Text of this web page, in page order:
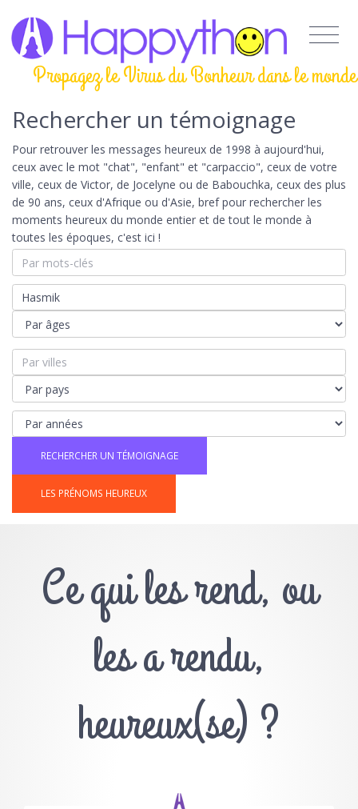
Propagez le Virus du Bonheur dans le monde
Rechercher un témoignage
Pour retrouver les messages heureux de 1998 à aujourd'hui,
ceux avec le mot "chat", "enfant" et "carpaccio", ceux de votre
ville, ceux de Victor, de Jocelyne ou de Babouchka, ceux des plus
de 90 ans, ceux d'Afrique ou d'Asie, bref pour rechercher les
moments heureux du monde entier et de tout le monde à
toutes les époques, c'est ici !
LES PRÉNOMS HEUREUX
Ce qui les rend, ou
les a rendu,
heureux(se) ?